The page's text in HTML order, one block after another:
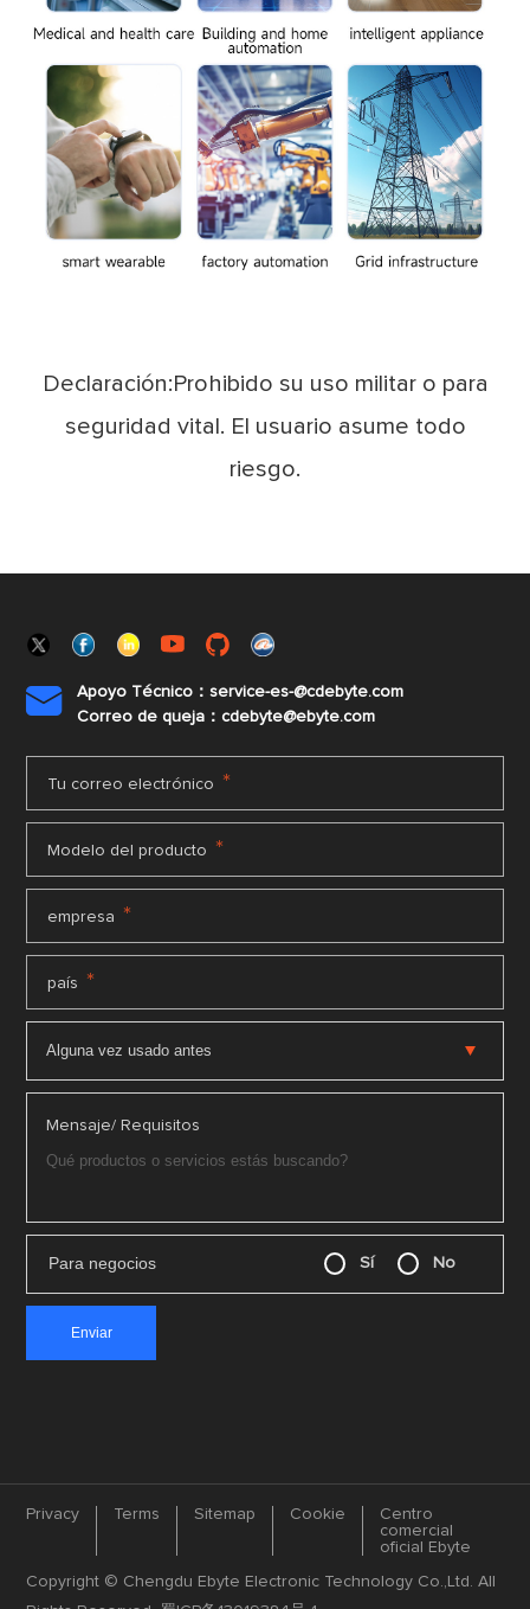
Declaración:Prohibido su uso militar o para
seguridad vital. El usuario asume todo
riesgo.

Apoyo Técnico：service-es-@cdebyte.com
Correo de queja：cdebyte@ebyte.com
Tu correo electrónico *
Modelo del producto *
empresa *
país *
Mensaje/ Requisitos
Para negocios Sí No
Privacy Terms Sitemap Cookie
Centro
comercial
oficial Ebyte
Copyright © Chengdu Ebyte Electronic Technology Co.,Ltd. All